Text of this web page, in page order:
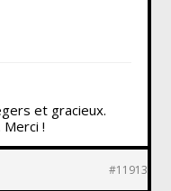
et gracieux.
!
#11913